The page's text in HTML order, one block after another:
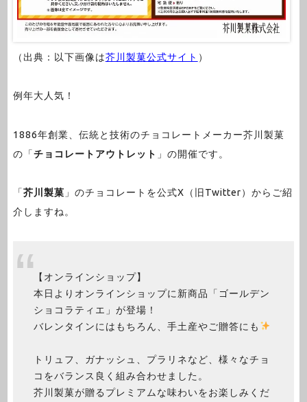
（出典：以下画像は芥川製菓公式サイト ）
例年大人気！
1886年創業、伝統と技術のチョコレートメーカー芥川製菓
の「チョコレートアウトレット 」の開催です。
「芥川製菓 」のチョコレートを公式X（旧Twitter）からご紹
介しますね。
【オンラインショップ】
本日よりオンラインショップに新商品「ゴールデン
ショコラティエ」が登場！
バレンタインにはもちろん、手土産やご贈答にも
トリュフ、ガナッシュ、プラリネなど、様々なチョ
コをバランス良く組み合わせました。
芥川製菓が贈るプレミアムな味わいをお楽しみくだ